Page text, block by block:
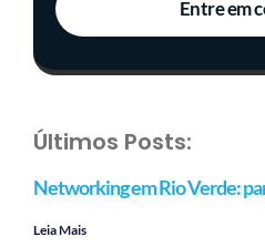
Entre em
Últimos Posts:
Networking em Rio Verde:
Leia Mais